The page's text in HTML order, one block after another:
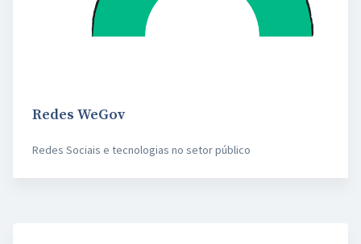
Redes WeGov
Redes Sociais e tecnologias no setor público